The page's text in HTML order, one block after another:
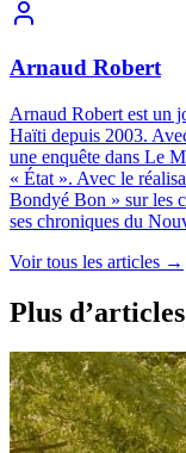
Arnaud Robert
Arnaud Robert est un
Haïti depuis 2003.
une enquête dans Le
« État ». Avec le
Bondyé Bon » sur les
ses chroniques du
Voir tous les articles →
Plus d’articles